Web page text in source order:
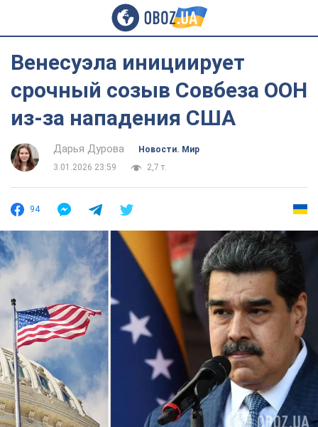
Венесуэла инициирует
срочный созыв Совбеза ООН
из-за нападения США
Дарья Дурова
Новости. Мир
3.01.2026 23:59
2,7 т.
94